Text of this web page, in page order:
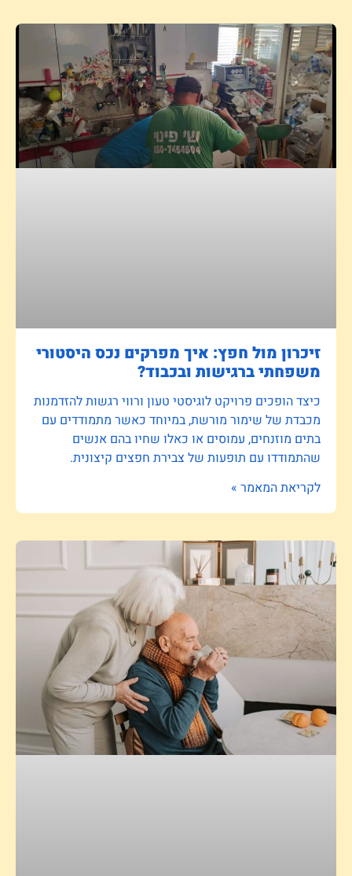
זיכרון מול חפץ: איך מפרקים נכס היסטורי
משפחתי ברגישות ובכבוד?
כיצד הופכים פרויקט לוגיסטי טעון ורווי רגשות להזדמנות
מכבדת של שימור מורשת, במיוחד כאשר מתמודדים עם
בתים מוזנחים, עמוסים או כאלו שחיו בהם אנשים
שהתמודדו עם תופעות של צבירת חפצים קיצונית.
לקריאת המאמר »